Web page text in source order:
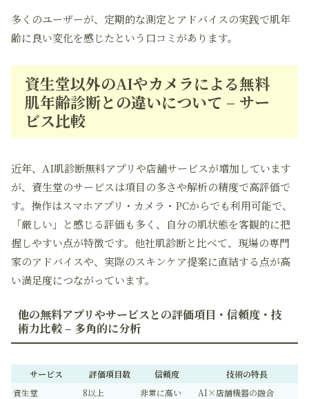
多くのユーザーが、定期的な測定とアドバイスの実践で肌年
齢に良い変化を感じたという口コミがあります。
資生堂以外のAIやカメラによる無料
肌年齢診断との違いについて – サー
ビス比較
近年、AI肌診断無料アプリや店舗サービスが増加しています
が、資生堂のサービスは項目の多さや解析の精度で高評価で
す。操作はスマホアプリ・カメラ・PCからでも利用可能で、
「厳しい」と感じる評価も多く、自分の肌状態を客観的に把
握しやすい点が特徴です。他社肌診断と比べて、現場の専門
家のアドバイスや、実際のスキンケア提案に直結する点が高
い満足度につながっています。
他の無料アプリやサービスとの評価項目・信頼度・技
術力比較 – 多角的に分析
サービス 評価項目数 信頼度
技術の特長
資生堂
8以上 非常に高い
AI×店舗機器の融合